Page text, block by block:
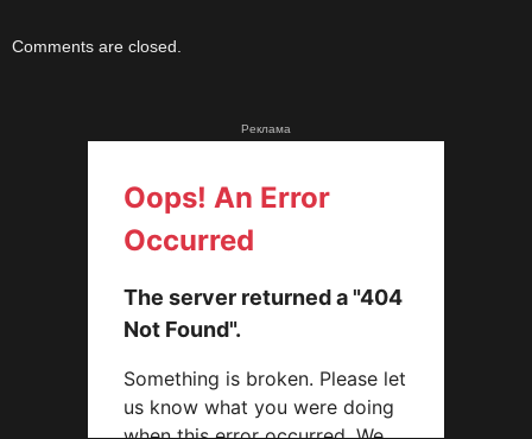
Comments are closed.
Реклама